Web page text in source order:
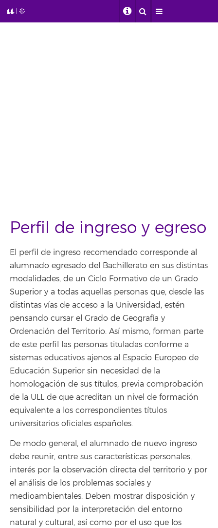
Perfil de ingreso y egreso
El perfil de ingreso recomendado corresponde al
alumnado egresado del Bachillerato en sus distintas
modalidades, de un Ciclo Formativo de un Grado
Superior y a todas aquellas personas que, desde las
distintas vías de acceso a la Universidad, estén
pensando cursar el Grado de Geografía y
Ordenación del Territorio. Así mismo, forman parte
de este perfil las personas tituladas conforme a
sistemas educativos ajenos al Espacio Europeo de
Educación Superior sin necesidad de la
homologación de sus títulos, previa comprobación
de la ULL de que acreditan un nivel de formación
equivalente a los correspondientes títulos
universitarios oficiales españoles.
De modo general, el alumnado de nuevo ingreso
debe reunir, entre sus características personales,
interés por la observación directa del territorio y por
el análisis de los problemas sociales y
medioambientales. Deben mostrar disposición y
sensibilidad por la interpretación del entorno
natural y cultural, así como por el uso que los